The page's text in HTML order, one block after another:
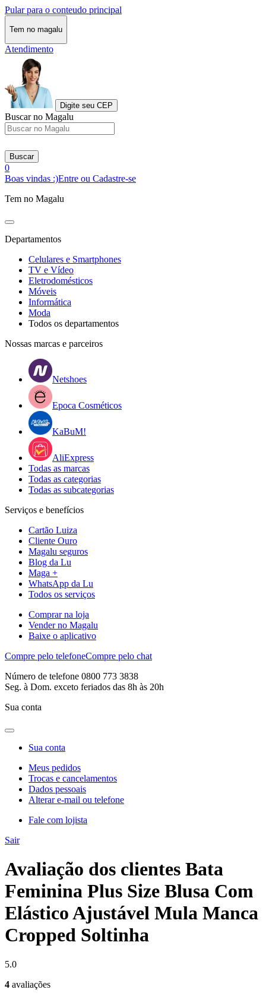
Pular para o conteudo principal
Tem no magalu
Atendimento
Digite seu CEP
Buscar no Magalu
Buscar
0
Boas vindas :)Entre ou Cadastre-se
Tem no Magalu
Departamentos
Celulares e Smartphones
TV e Vídeo
Eletrodomésticos
Móveis
Informática
Moda
Todos os departamentos
Nossas marcas e parceiros
Netshoes
Epoca Cosméticos
KaBuM!
AliExpress
Todas as marcas
Todas as categorias
Todas as subcategorias
Serviços e benefícios
Cartão Luiza
Cliente Ouro
Magalu seguros
Blog da Lu
Maga +
WhatsApp da Lu
Todos os serviços
Comprar na loja
Vender no Magalu
Baixe o aplicativo
Compre pelo telefoneCompre pelo chat
Número de telefone 0800 773 3838
Seg. à Dom. exceto feriados das 8h às 20h
Sua conta
Sua conta
Meus pedidos
Trocas e cancelamentos
Dados pessoais
Alterar e-mail ou telefone
Fale com lojista
Sair
Avaliação dos clientes Bata
Feminina Plus Size Blusa Com
Elástico Ajustável Mula Manca
Cropped Soltinha
5.0
4 avaliações